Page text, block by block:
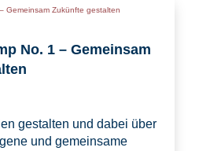
No. 1 – Gemeinsam
gestalten und dabei über
und gemeinsame